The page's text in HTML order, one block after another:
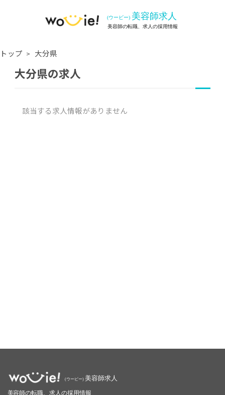
トップ 大分県
大分県の求人
該当する求人情報がありません